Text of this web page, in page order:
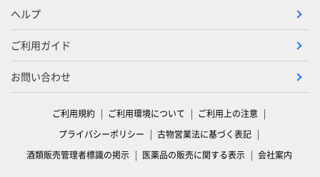
ヘルプ
ご利用ガイド
お問い合わせ
ご利用規約 ご利用環境について
ご利用上の注意
プライバシーポリシー
古物営業法に基づく表記
酒類販売管理者標識の掲示
医薬品の販売に関する表示 会社案内